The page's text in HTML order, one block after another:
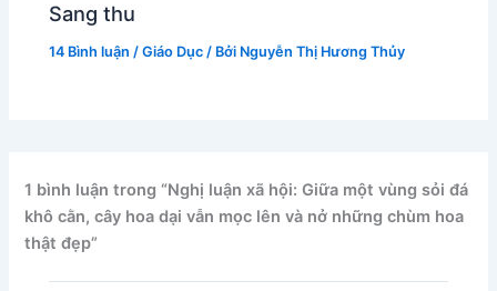
Sang thu
14 Bình luận /Giáo Dục / Bởi Nguyễn Thị Hương Thủy
1 bình luận trong “Nghị luận xã hội: Giữa một vùng sỏi đá
khô cằn, cây hoa dại vẫn mọc lên và nở những chùm hoa
thật đẹp”